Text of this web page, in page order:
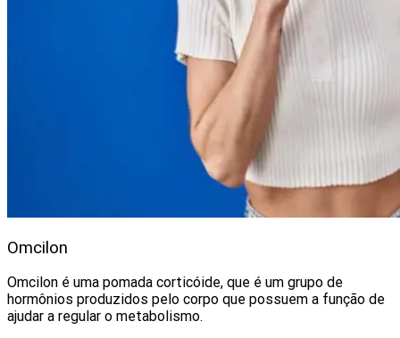
Omcilon
Omcilon é uma pomada corticóide, que é um grupo de
hormônios produzidos pelo corpo que possuem a função de
ajudar a regular o metabolismo.